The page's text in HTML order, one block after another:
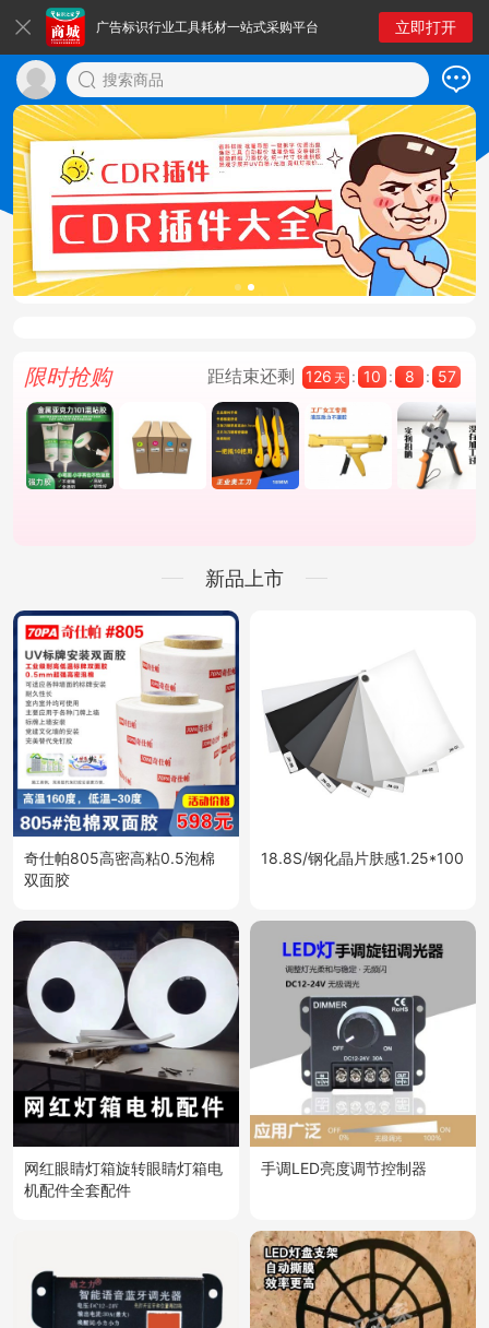
广告标识行业工具耗材一站式采购平台 立即打开
搜索商品
限时抢购 距结束还剩 126 天 : 10 : 8 : 56
新品上市
奇仕帕805高密高粘0.5泡棉
双面胶
18.8S/钢化晶片肤感1.25*100
网红眼睛灯箱旋转眼睛灯箱电
机配件全套配件
手调LED亮度调节控制器